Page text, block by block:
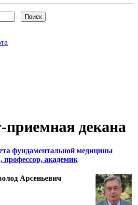
приемная декана
фундаментальной медицины
профессор, академик
Арсеньевич